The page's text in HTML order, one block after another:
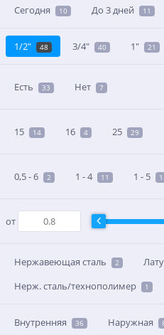
Сегодня 10 До 3 дней 11
1/2" 48 3/4" 40 1" 21
Есть 33 Нет 7
15 14 16 4 25 29
0,5 - 6 2 1 - 4 11 1 - 5 1
от
Нержавеющая сталь 2
Нерж. сталь/технополимер 1
Внутренняя 36 Наружная